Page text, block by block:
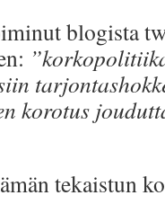
blogista
”
korotus
tekaistun